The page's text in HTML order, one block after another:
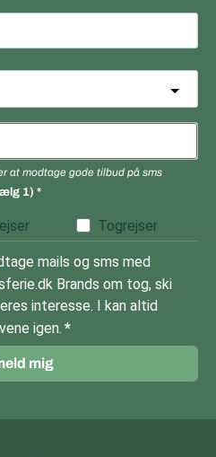
at modtage gode tilbud på sms
1)
Togrejser
mails og sms med
Brands om tog, ski
interesse. I kan altid
igen.
mig